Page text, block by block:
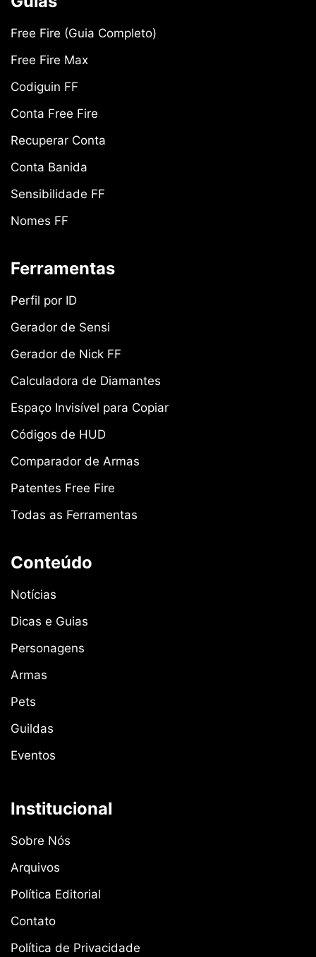
Free Fire (Guia Completo)
Free Fire Max
Codiguin FF
Conta Free Fire
Recuperar Conta
Conta Banida
Sensibilidade FF
Nomes FF
Ferramentas
Perfil por ID
Gerador de Sensi
Gerador de Nick FF
Calculadora de Diamantes
Espaço Invisível para Copiar
Códigos de HUD
Comparador de Armas
Patentes Free Fire
Todas as Ferramentas
Conteúdo
Notícias
Dicas e Guias
Personagens
Armas
Pets
Guildas
Eventos
Institucional
Sobre Nós
Arquivos
Política Editorial
Contato
Política de Privacidade